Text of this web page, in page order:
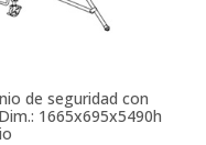
de seguridad con
1665x695x5490h